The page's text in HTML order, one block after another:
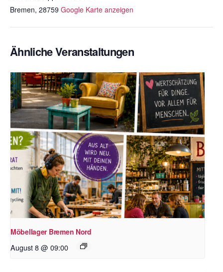
Bremen, 28759 Google Karte anzeigen
Ähnliche Veranstaltungen
Möbellager Bremen Nord
August 8 @ 09:00